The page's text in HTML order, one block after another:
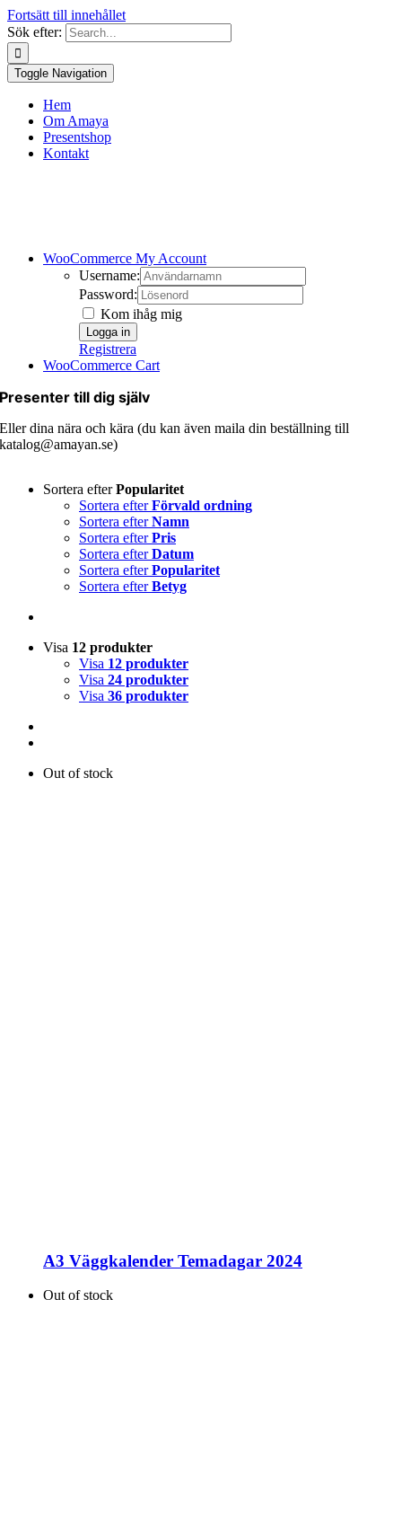
Fortsätt till innehållet
Sök efter:
Toggle Navigation
Hem
Om Amaya
Presentshop
Kontakt
WooCommerce My Account
Username:
Password:
Kom ihåg mig
Registrera
WooCommerce Cart
Presenter till dig själv
Eller dina nära och kära (du kan även maila din beställning till
katalog@amayan.se)
Sortera efterPopularitet
Sortera efterFörvald ordning
Sortera efterNamn
Sortera efterPris
Sortera efterDatum
Sortera efterPopularitet
Sortera efterBetyg
Visa 12 produkter
Visa 12 produkter
Visa 24 produkter
Visa 36 produkter
Out of stock
A3 Väggkalender Temadagar 2024
Out of stock